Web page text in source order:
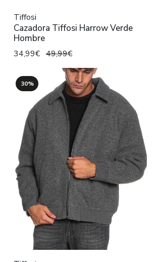
Tiffosi
Cazadora Tiffosi Harrow Verde
Hombre
34,99€ 49,99€
30%